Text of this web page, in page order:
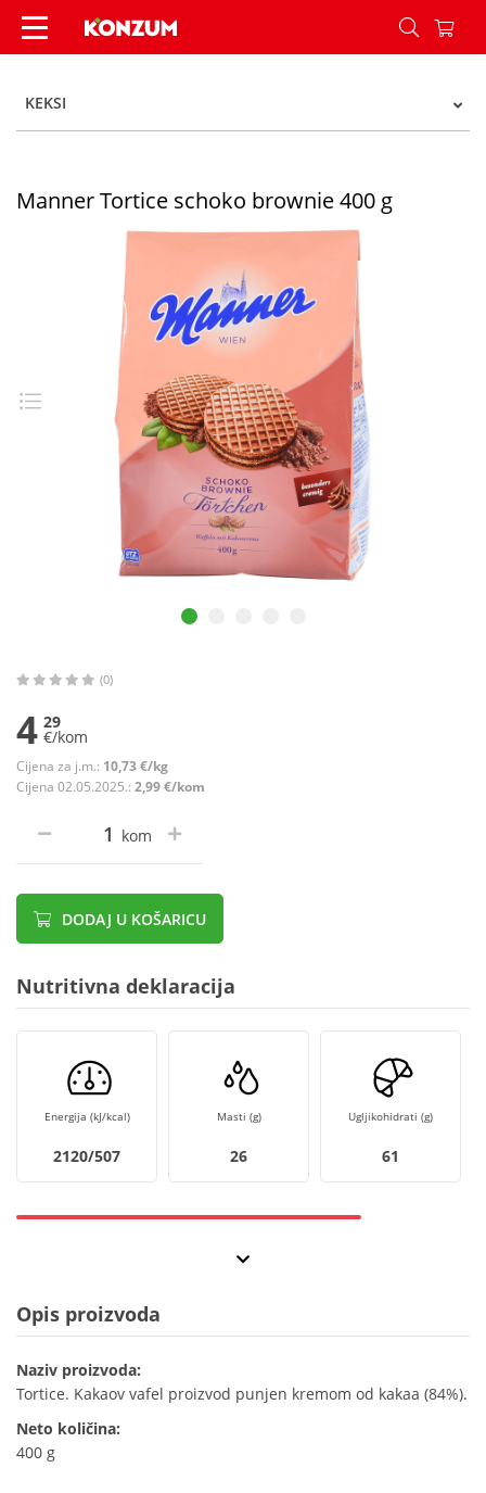
Manner Tortice schoko brownie 400 g - Konzum
KEKSI
Manner Tortice schoko brownie 400 g
(0)
4 29
€/kom
Cijena za j.m.: 10,73 €/kg
Cijena 02.05.2025.: 2,99 €/kom
kom
DODAJ U KOŠARICU
Nutritivna deklaracija
Energija (kJ/kcal)
2120/507
Masti (g)
26
Ugljikohidrati (g)
61
Opis proizvoda
Naziv proizvoda:
Tortice. Kakaov vafel proizvod punjen kremom od kakaa (84%).
Neto količina:
400 g